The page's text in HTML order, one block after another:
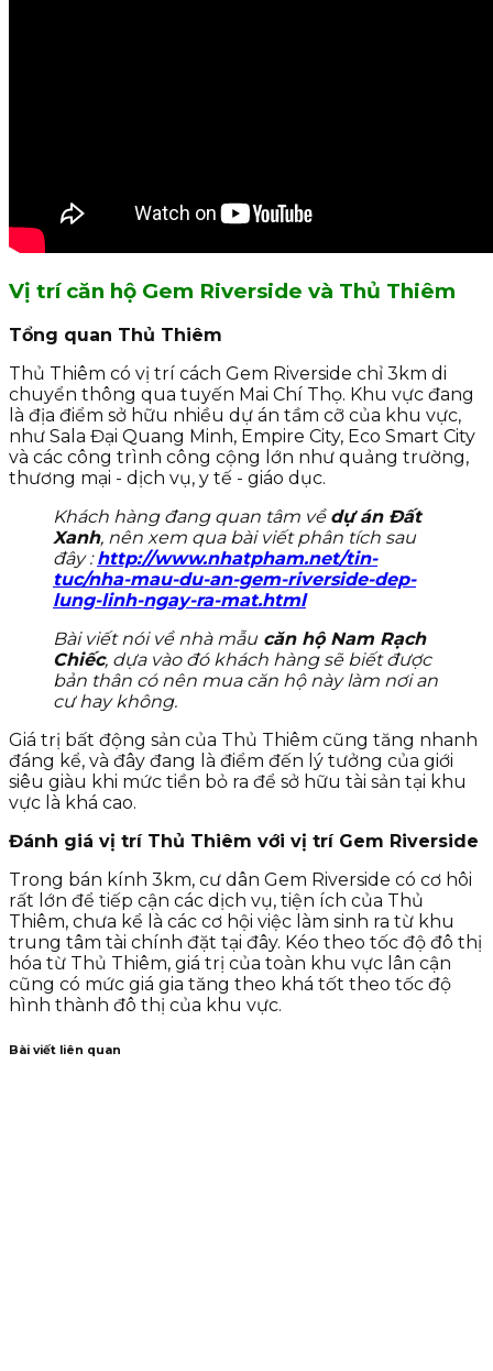
Vị trí căn hộ Gem Riverside và Thủ Thiêm
Tổng quan Thủ Thiêm
Thủ Thiêm có vị trí cách Gem Riverside chỉ 3km di
chuyển thông qua tuyến Mai Chí Thọ. Khu vực đang
là địa điểm sở hữu nhiều dự án tầm cỡ của khu vực,
như Sala Đại Quang Minh, Empire City, Eco Smart City
và các công trình công cộng lớn như quảng trường,
thương mại - dịch vụ, y tế - giáo dục.
Khách hàng đang quan tâm về dự án Đất
Xanh, nên xem qua bài viết phân tích sau
đây :http://www.nhatpham.net/tin-
tuc/nha-mau-du-an-gem-riverside-dep-
lung-linh-ngay-ra-mat.html
Bài viết nói về nhà mẫu căn hộ Nam Rạch
Chiếc, dựa vào đó khách hàng sẽ biết được
bản thân có nên mua căn hộ này làm nơi an
cư hay không.
Giá trị bất động sản của Thủ Thiêm cũng tăng nhanh
đáng kể, và đây đang là điểm đến lý tưởng của giới
siêu giàu khi mức tiền bỏ ra để sở hữu tài sản tại khu
vực là khá cao.
Đánh giá vị trí Thủ Thiêm với vị trí Gem Riverside
Trong bán kính 3km, cư dân Gem Riverside có cơ hôi
rất lớn để tiếp cận các dịch vụ, tiện ích của Thủ
Thiêm, chưa kể là các cơ hội việc làm sinh ra từ khu
trung tâm tài chính đặt tại đây. Kéo theo tốc độ đô thị
hóa từ Thủ Thiêm, giá trị của toàn khu vực lân cận
cũng có mức giá gia tăng theo khá tốt theo tốc độ
hình thành đô thị của khu vực.
Bài viết liên quan